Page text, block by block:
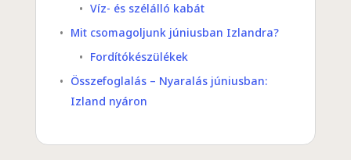
Víz- és szélálló kabát
Mit csomagoljunk júniusban Izlandra?
Fordítókészülékek
Összefoglalás – Nyaralás júniusban:
Izland nyáron